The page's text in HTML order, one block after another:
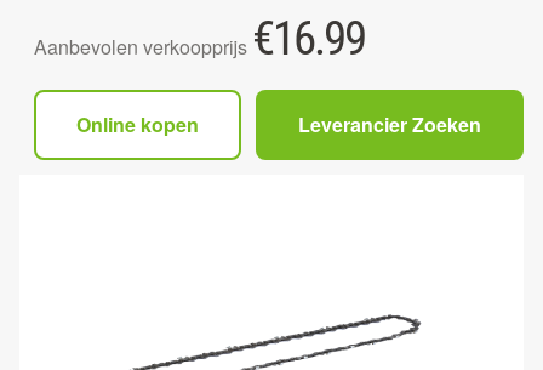
Aanbevolen verkoopprijs €16.99
Online kopen Leverancier Zoeken